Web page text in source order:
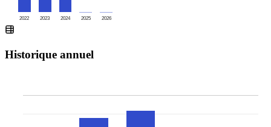
2022 2023 2024 2025 2026
Historique annuel